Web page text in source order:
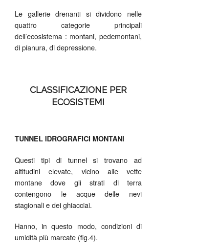
Le gallerie drenanti si dividono nelle
quattro categorie principali
dell’ecosistema : montani, pedemontani,
di pianura, di depressione.
CLASSIFICAZIONE PER
ECOSISTEMI
TUNNEL IDROGRAFICI MONTANI
Questi tipi di tunnel si trovano ad
altitudini elevate, vicino alle vette
montane dove gli strati di terra
contengono le acque delle nevi
stagionali e dei ghiacciai.
Hanno, in questo modo, condizioni di
umidità più marcate (fig.4).